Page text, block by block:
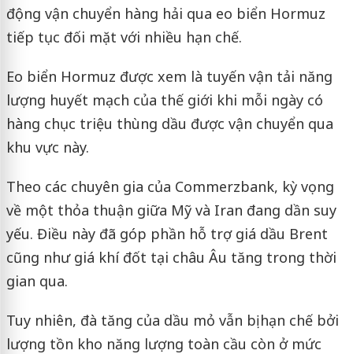
động vận chuyển hàng hải qua eo biển Hormuz
tiếp tục đối mặt với nhiều hạn chế.
Eo biển Hormuz được xem là tuyến vận tải năng
lượng huyết mạch của thế giới khi mỗi ngày có
hàng chục triệu thùng dầu được vận chuyển qua
khu vực này.
Theo các chuyên gia của Commerzbank, kỳ vọng
về một thỏa thuận giữa Mỹ và Iran đang dần suy
yếu. Điều này đã góp phần hỗ trợ giá dầu Brent
cũng như giá khí đốt tại châu Âu tăng trong thời
gian qua.
Tuy nhiên, đà tăng của dầu mỏ vẫn bị hạn chế bởi
lượng tồn kho năng lượng toàn cầu còn ở mức